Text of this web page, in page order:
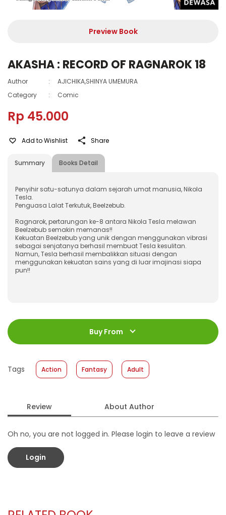
Preview Book
AKASHA : RECORD OF RAGNAROK 18
Author :
AJICHIKA,SHINYA UMEMURA
Category
: Comic
Rp 45.000
Summary Books Detail
Add to Wishlist Share
Penyihir satu-satunya dalam sejarah umat manusia, Nikola
Tesla.
Penguasa Lalat Terkutuk, Beelzebub.
Ragnarok, pertarungan ke-8 antara Nikola Tesla melawan
Beelzebub semakin memanas!!
Kekuatan Beelzebub yang unik dengan menggunakan vibrasi
sebagai senjatanya berhasil membuat Tesla kesulitan.
Namun, Tesla berhasil membalikkan situasi dengan
menggunakan kekuatan sains yang di luar imajinasi siapa
pun!!
ISBN :
978-623-03-1590-9
176 halaman
Size
:
13 x 18
Format
: Softcover
Buy From
Tags Action Fantasy Adult
Review About Author
Oh no, you are not logged in. Please login to leave a review
Login